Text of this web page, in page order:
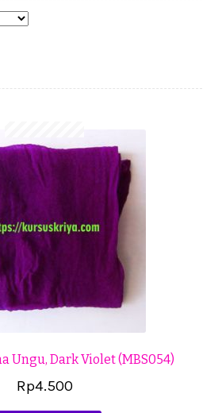
Ungu, Dark Violet (MBS054)
Rp4.500